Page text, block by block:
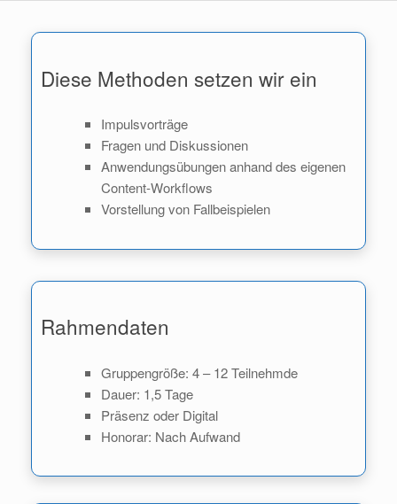
Diese Methoden setzen wir ein
Impulsvorträge
Fragen und Diskussionen
Anwendungsübungen anhand des eigenen
Content-Workflows
Vorstellung von Fallbeispielen
Rahmendaten
Gruppengröße: 4 – 12 Teilnehmde
Dauer: 1,5 Tage
Präsenz oder Digital
Honorar: Nach Aufwand